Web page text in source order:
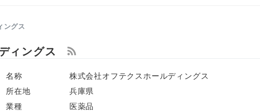
ングス
ィングス
名称
株式会社オフテクスホールディングス
所在地
兵庫県
業種
医薬品